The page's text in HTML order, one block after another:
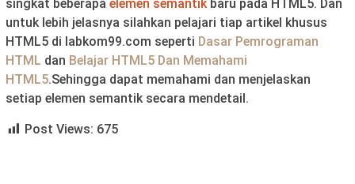
singkat beberapa elemen semantik baru pada HTML5. Dan
untuk lebih jelasnya silahkan pelajari tiap artikel khusus
HTML5 di labkom99.com seperti Dasar Pemrograman
HTML dan Belajar HTML5 Dan Memahami
HTML5.Sehingga dapat memahami dan menjelaskan
setiap elemen semantik secara mendetail.
Post Views: 675